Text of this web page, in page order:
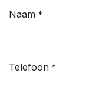
Naam *
Telefoon *